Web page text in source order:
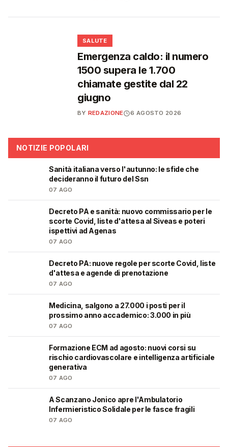
SALUTE
Emergenza caldo: il numero
1500 supera le 1.700
chiamate gestite dal 22
giugno
BY REDAZIONE 6 AGOSTO 2026
NOTIZIE POPOLARI
Sanità italiana verso l'autunno: le sfide che
decideranno il futuro del Ssn
07 AGO
Decreto PA e sanità: nuovo commissario per le
scorte Covid, liste d'attesa al Siveas e poteri
ispettivi ad Agenas
07 AGO
Decreto PA: nuove regole per scorte Covid, liste
d'attesa e agende di prenotazione
07 AGO
Medicina, salgono a 27.000 i posti per il
prossimo anno accademico: 3.000 in più
07 AGO
Formazione ECM ad agosto: nuovi corsi su
rischio cardiovascolare e intelligenza artificiale
generativa
07 AGO
A Scanzano Jonico apre l'Ambulatorio
Infermieristico Solidale per le fasce fragili
07 AGO